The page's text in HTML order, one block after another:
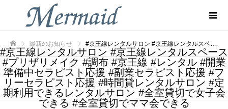
ーム
最新のお知らせ #京王線レンタルサロン #京王線レンタルスペース #プリザリメイク #調布 #京王線 #レンタル #開業準備中セラピスト応援 #副業セラピスト応援 #フリーセラピスト応援 #時間貸レンタルサロン #定期利用できるレンタルサロン #全室貸切で女子会できる #全室貸切でママ会できる
#京王線レンタルサロン #京王線レンタルスペース
#プリザリメイク #調布 #京王線 #レンタル #開業
準備中セラピスト応援 #副業セラピスト応援 #フ
リーセラピスト応援 #時間貸レンタルサロン #定
期利用できるレンタルサロン #全室貸切で女子会
できる #全室貸切でママ会できる